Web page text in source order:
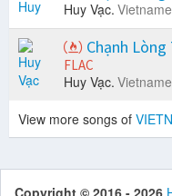
Huy Vạc.
Chạnh
FLAC
Huy Vạc.
View more songs of